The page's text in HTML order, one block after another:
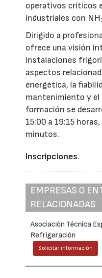
operativos críticos
industriales con NH
Dirigido a
ofrece una visión
instalaciones
aspectos
energética, la
mantenimiento y el
formación se
15:00 a 19:15
minutos.
Inscripciones.
EMPRESAS O
RELACIONADAS
Asociación Técnica
Refrigeración
Solicitar información